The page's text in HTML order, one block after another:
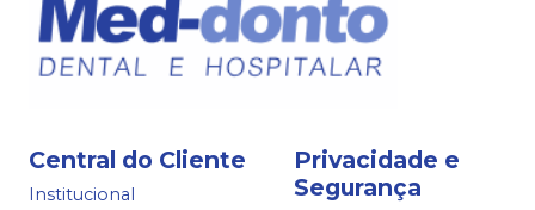
Central do Cliente
Institucional
Privacidade e
Segurança